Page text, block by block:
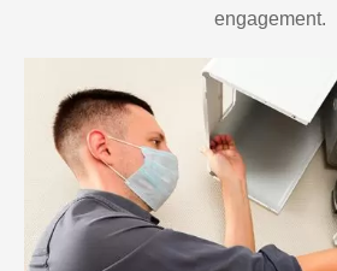
engagement.